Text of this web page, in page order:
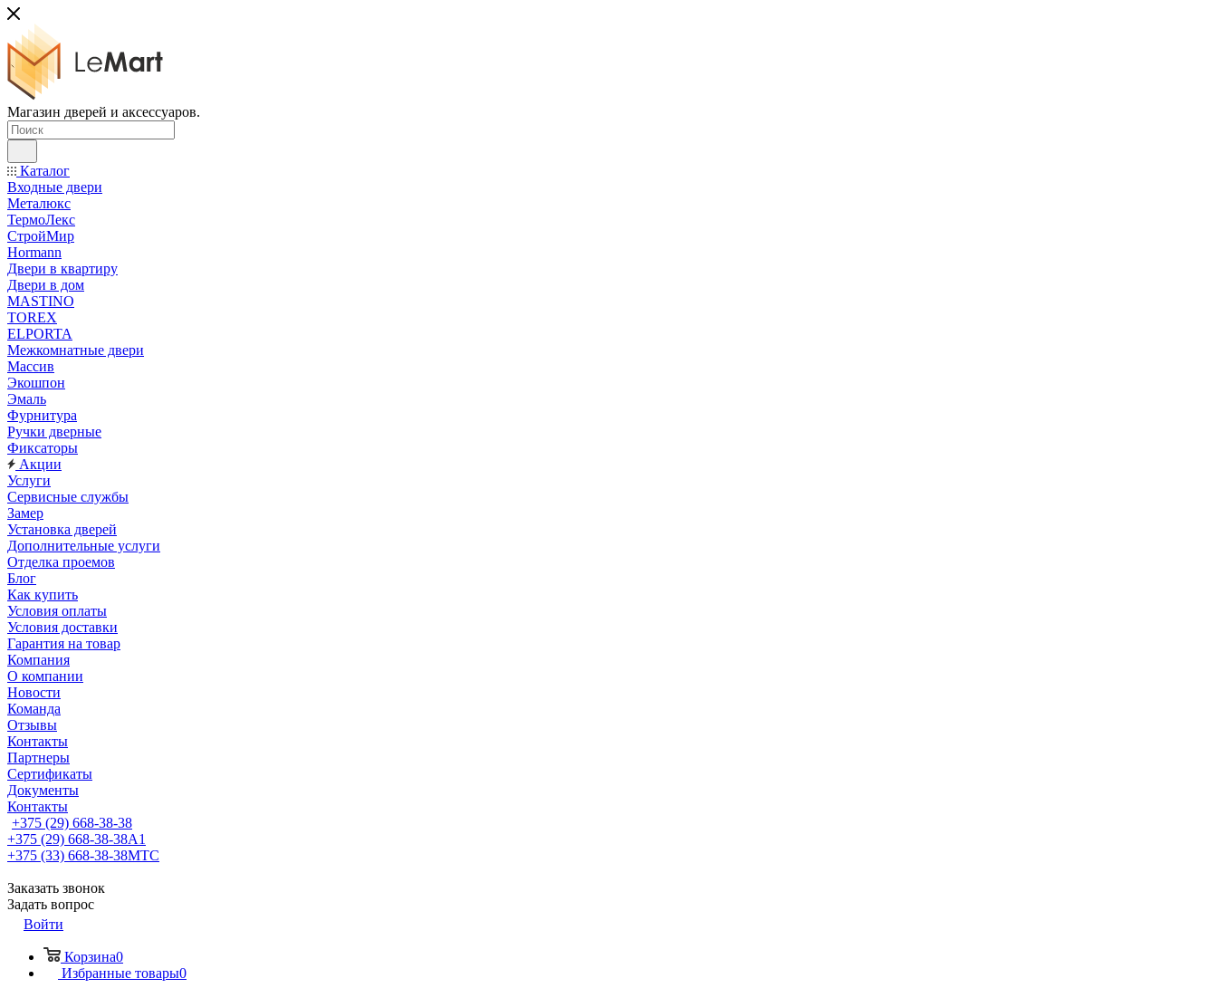
Магазин дверей и аксессуаров.
Каталог
Входные двери
Металюкс
ТермоЛекс
СтройМир
Hormann
Двери в квартиру
Двери в дом
MASTINO
TOREX
ELPORTA
Межкомнатные двери
Массив
Экошпон
Эмаль
Фурнитура
Ручки дверные
Фиксаторы
Акции
Услуги
Сервисные службы
Замер
Установка дверей
Дополнительные услуги
Отделка проемов
Блог
Как купить
Условия оплаты
Условия доставки
Гарантия на товар
Компания
О компании
Новости
Команда
Отзывы
Контакты
Партнеры
Сертификаты
Документы
Контакты
+375 (29) 668-38-38
+375 (29) 668-38-38A1
+375 (33) 668-38-38МТС
Заказать звонок
Задать вопрос
Войти
Корзина0
Избранные товары0